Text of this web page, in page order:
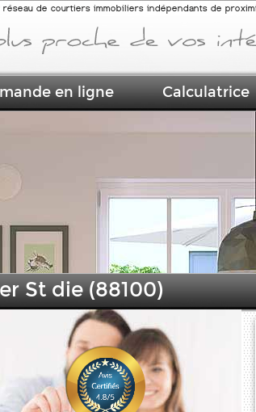
St die (88100)
150 000 euros
réseau de courtiers immobiliers indépendants de
en ligne Calculatrice